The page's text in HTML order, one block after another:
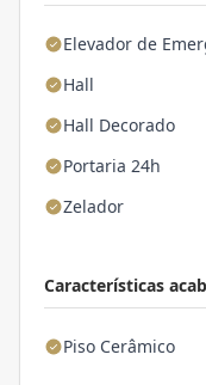
Elevador de
Hall
Hall Decorado
Portaria 24h
Zelador
Características
Piso Cerâmico